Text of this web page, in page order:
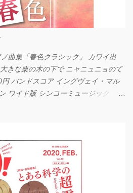
曲集「春色クラシック」 カワイ出
きな栗の木の下で ニャニュニョのて
バンドスコア イングヴェイ・マル
ワイド版 シンコーミュージック